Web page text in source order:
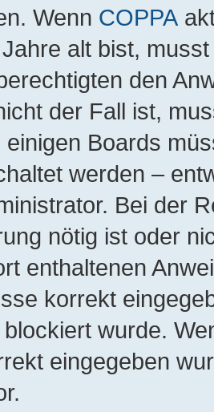
Wenn COPPA
alt bist,
den
der Fall ist,
Boards
werden –
Bei der
nötig ist oder
enthaltenen
korrekt
wurde.
eingegeben